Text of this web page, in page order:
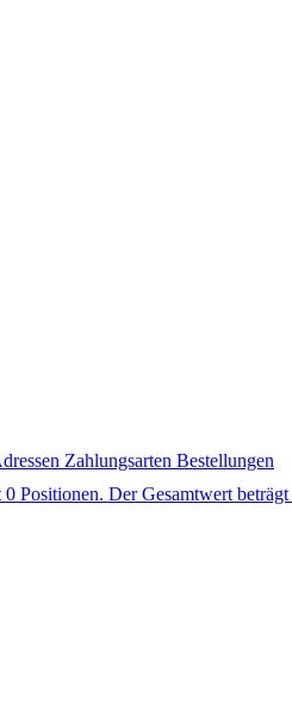
Zahlungsarten Bestellungen
Positionen. Der Gesamtwert